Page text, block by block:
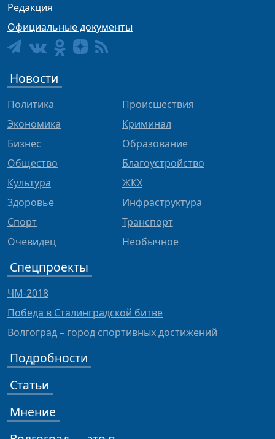
Редакция
Официальные документы
Новости
Политика
Экономика
Бизнес
Общество
Культура
Здоровье
Спорт
Очевидец
Происшествия
Криминал
Образование
Благоустройство
ЖКХ
Инфраструктура
Транспорт
Необычное
Спецпроекты
ЧМ-2018
Победа в Сталинградской битве
Волгоград – город спортивных достижений
Подробности
Статьи
Мнение